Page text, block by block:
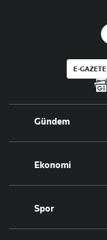
E-GAZETE
Gündem
Politika
Eğitim
Ekonomi
Borsa
Altın
Döviz
Spor
Futbol